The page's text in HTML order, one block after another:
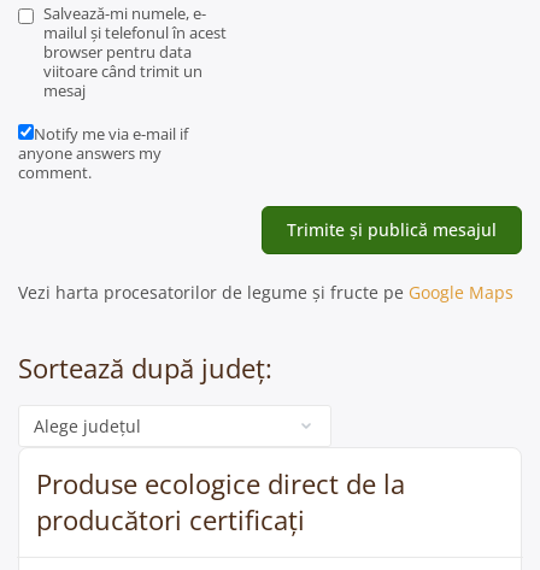
Salvează-mi numele, e-
mailul și telefonul în acest
browser pentru data
viitoare când trimit un
mesaj
Notify me via e-mail if
anyone answers my
comment.
Vezi harta procesatorilor de legume și fructe pe Google Maps
Sortează după județ:
Categorie
Produse ecologice direct de la
producători certificați